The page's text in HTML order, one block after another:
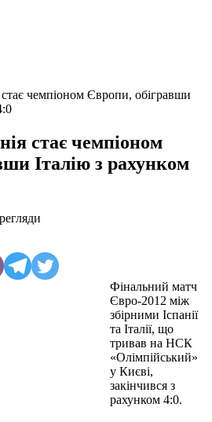
чемпіоном Європи, обігравши
стає чемпіоном
Італію з рахунком
Фінальний матч
Євро-2012 між
збірними Іспанії
та Італії, що
тривав на НСК
«Олімпійський»
у Києві,
закінчився з
рахунком 4:0.